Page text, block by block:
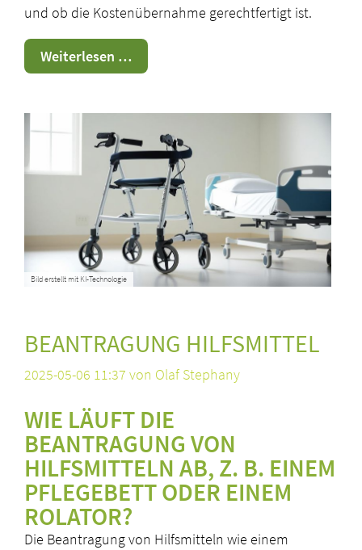
und ob die Kostenübernahme gerechtfertigt ist.
Weiterlesen …Bewilligung
Hilfsmittel
Bild erstellt mit KI-Technologie
BEANTRAGUNG HILFSMITTEL
2025-05-06 11:37 von Olaf Stephany
WIE LÄUFT DIE
BEANTRAGUNG VON
HILFSMITTELN AB, Z. B. EINEM
PFLEGEBETT ODER EINEM
ROLATOR?
Die Beantragung von Hilfsmitteln wie einem